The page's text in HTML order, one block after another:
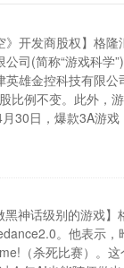
》开发商股权】格
司(简称“游戏科
雄金控科技有限
比例不变。此外，
30日，爆款3A游
讯旗下广西腾讯创
黑神话级别的游戏
。他表示
（杀死比赛）。